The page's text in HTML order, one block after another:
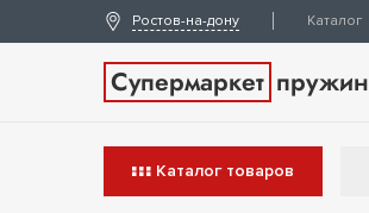
Ростов-на-дону Каталог
Супермаркет пружин
Каталог товаров